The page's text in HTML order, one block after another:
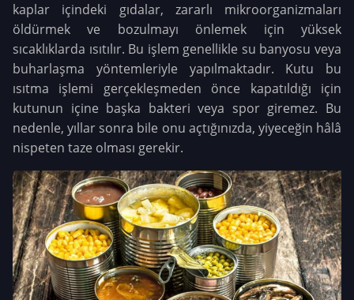
kaplar içindeki gıdalar, zararlı mikroorganizmaları
öldürmek ve bozulmayı önlemek için yüksek
sıcaklıklarda ısıtılır. Bu işlem genellikle su banyosu veya
buharlaşma yöntemleriyle yapılmaktadır. Kutu bu
ısıtma işlemi gerçekleşmeden önce kapatıldığı için
kutunun içine başka bakteri veya spor giremez. Bu
nedenle, yıllar sonra bile onu açtığınızda, yiyeceğin hâlâ
nispeten taze olması gerekir.